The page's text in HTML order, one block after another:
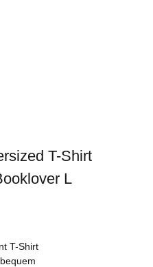
T-Shirt
L
T-Shirt